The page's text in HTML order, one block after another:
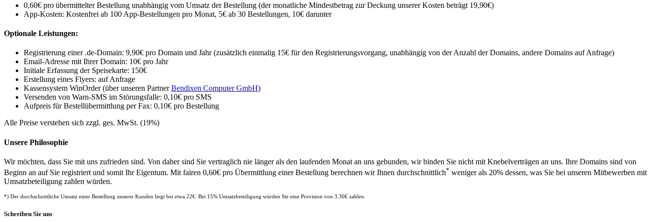
0,60€ pro übermittelter Bestellung unabhängig vom Umsatz der Bestellung (der monatliche Mindestbetrag zur Deckung unserer Kosten beträgt 19,90€)
App-Kosten: Kostenfrei ab 100 App-Bestellungen pro Monat, 5€ ab 30 Bestellungen, 10€ darunter
Optionale Leistungen:
Registrierung einer .de-Domain: 9,90€ pro Domain und Jahr (zusätzlich einmalig 15€ für den Registrierungsvorgang, unabhängig von der Anzahl der Domains, andere Domains auf Anfrage)
Email-Adresse mit Ihrer Domain: 10€ pro Jahr
Initiale Erfassung der Speisekarte: 150€
Erstellung eines Flyers: auf Anfrage
Kassensystem WinOrder (über unseren PartnerBendixen Computer GmbH)
Versenden von Warn-SMS im Störungsfalle: 0,10€ pro SMS
Aufpreis für Bestellübermittlung per Fax: 0,10€ pro Bestellung
Alle Preise verstehen sich zzgl. ges. MwSt. (19%)
Unsere Philosophie
Wir möchten, dass Sie mit uns zufrieden sind. Von daher sind Sie vertraglich nie länger als den laufenden Monat an uns gebunden, wir binden Sie nicht mit Knebelverträgen an uns. Ihre Domains sind von
Beginn an auf Sie registriert und somit Ihr Eigentum. Mit fairen 0,60€ pro Übermittlung einer Bestellung berechnen wir Ihnen durchschnittlich* weniger als 20% dessen, was Sie bei unseren Mitbewerben mit
Umsatzbeteiligung zahlen würden.
*) Der durchschnittliche Umsatz einer Bestellung unserer Kunden liegt bei etwa 22€. Bei 15% Umsatzbeteiligung würden Sie eine Provision von 3.30€ zahlen.
Schreiben Sie uns